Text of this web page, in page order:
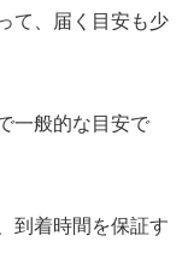
て、届く目安も少
一般的な目安で
到着時間を保証す